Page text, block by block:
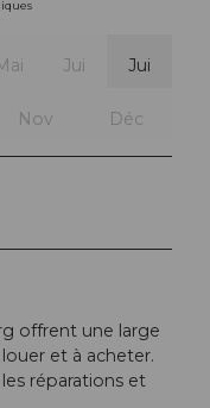
Jui Jui
Nov Déc
offrent une large
et à acheter.
réparations et